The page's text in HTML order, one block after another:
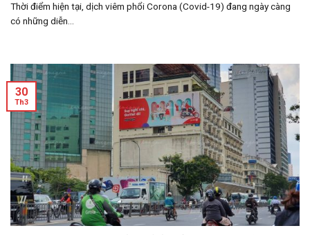
Thời điểm hiện tại, dịch viêm phổi Corona (Covid-19) đang ngày càng
có những diễn...
30
Th3